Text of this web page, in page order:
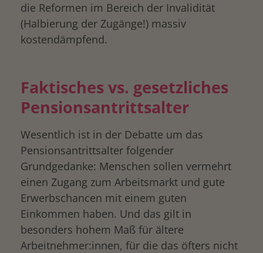
die Reformen im Bereich der Invalidität
(Halbierung der Zugänge!) massiv
kostendämpfend.
Faktisches vs. gesetzliches
Pensionsantrittsalter
Wesentlich ist in der Debatte um das
Pensionsantrittsalter folgender
Grundgedanke: Menschen sollen vermehrt
einen Zugang zum Arbeitsmarkt und gute
Erwerbschancen mit einem guten
Einkommen haben. Und das gilt in
besonders hohem Maß für ältere
Arbeitnehmer:innen, für die das öfters nicht